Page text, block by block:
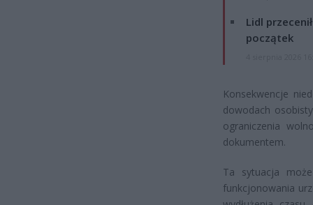
Lidl
początek
Konsekwencje
dowodach
ograniczenia
dokumentem.
Ta sytuacja
funkcjonowania